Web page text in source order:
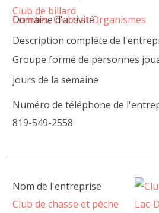
Club de billard
Domaine d'activité
Comités, Clubs et Organismes
Description complète de
Groupe formé de personnes
jours de la semaine
Numéro de téléphone de
819-549-2558
Nom de l'entreprise
Club de chasse et pêche